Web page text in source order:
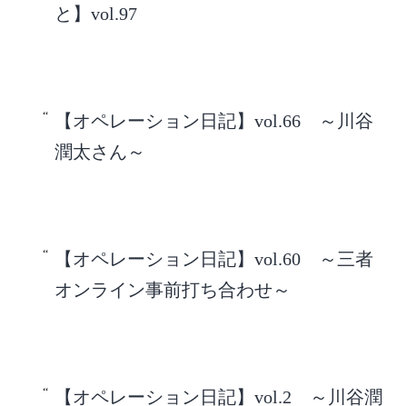
と】vol.97
【オペレーション日記】vol.66 ～川谷
潤太さん～
【オペレーション日記】vol.60 ～三者
オンライン事前打ち合わせ～
【オペレーション日記】vol.2 ～川谷潤